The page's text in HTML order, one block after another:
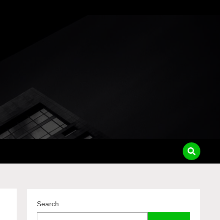
Search